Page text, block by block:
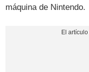
máquina de Nintendo.